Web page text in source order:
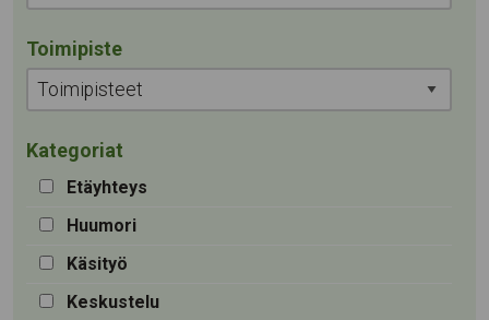
Toimipiste
Kategoriat
Etäyhteys
Huumori
Käsityö
Keskustelu